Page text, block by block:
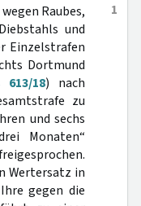
1
Raubes,
und
Einzelstrafen
Dortmund
613/18) nach
zu
und sechs
Monaten“
Wertersatz in
gegen die